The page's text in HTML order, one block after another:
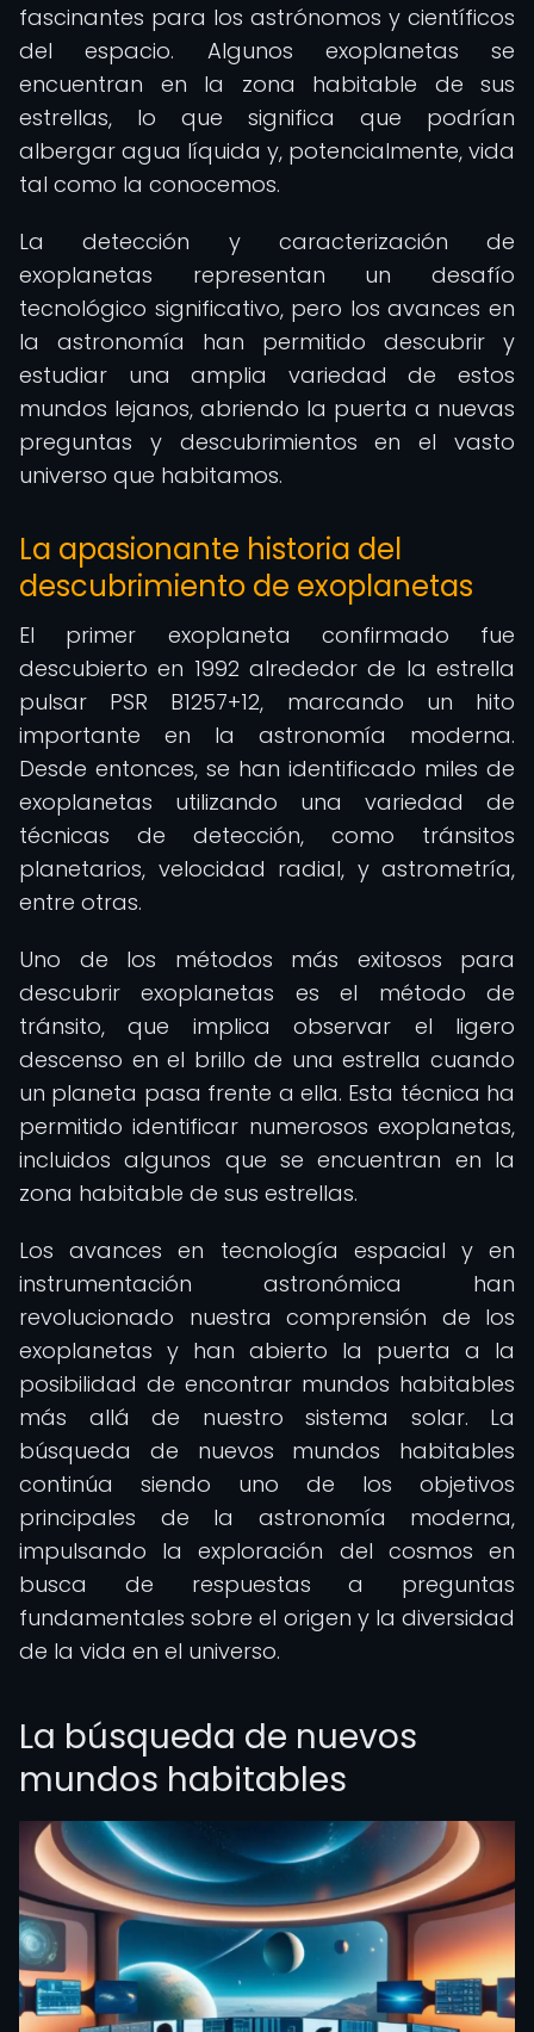
fascinantes para los astrónomos y científicos
del espacio. Algunos exoplanetas se
encuentran en la zona habitable de sus
estrellas, lo que significa que podrían
albergar agua líquida y, potencialmente, vida
tal como la conocemos.
La detección y caracterización de
exoplanetas representan un desafío
tecnológico significativo, pero los avances en
la astronomía han permitido descubrir y
estudiar una amplia variedad de estos
mundos lejanos, abriendo la puerta a nuevas
preguntas y descubrimientos en el vasto
universo que habitamos.
La apasionante historia del
descubrimiento de exoplanetas
El primer exoplaneta confirmado fue
descubierto en 1992 alrededor de la estrella
pulsar PSR B1257+12, marcando un hito
importante en la astronomía moderna.
Desde entonces, se han identificado miles de
exoplanetas utilizando una variedad de
técnicas de detección, como tránsitos
planetarios, velocidad radial, y astrometría,
entre otras.
Uno de los métodos más exitosos para
descubrir exoplanetas es el método de
tránsito, que implica observar el ligero
descenso en el brillo de una estrella cuando
un planeta pasa frente a ella. Esta técnica ha
permitido identificar numerosos exoplanetas,
incluidos algunos que se encuentran en la
zona habitable de sus estrellas.
Los avances en tecnología espacial y en
instrumentación astronómica han
revolucionado nuestra comprensión de los
exoplanetas y han abierto la puerta a la
posibilidad de encontrar mundos habitables
más allá de nuestro sistema solar. La
búsqueda de nuevos mundos habitables
continúa siendo uno de los objetivos
principales de la astronomía moderna,
impulsando la exploración del cosmos en
busca de respuestas a preguntas
fundamentales sobre el origen y la diversidad
de la vida en el universo.
La búsqueda de nuevos
mundos habitables